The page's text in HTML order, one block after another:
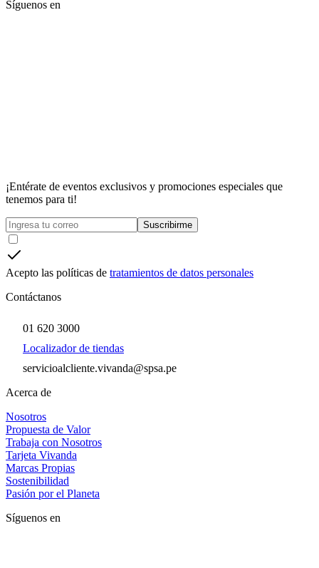
Síguenos en
¡Entérate de eventos exclusivos y promociones especiales que
tenemos para ti!
Suscribirme
Acepto las políticas de tratamientos de datos personales
Contáctanos
01 620 3000
Localizador de tiendas
servicioalcliente.vivanda@spsa.pe
Acerca de
Nosotros
Propuesta de Valor
Trabaja con Nosotros
Tarjeta Vivanda
Marcas Propias
Sostenibilidad
Pasión por el Planeta
Síguenos en